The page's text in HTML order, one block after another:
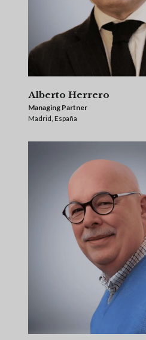
Alberto Herrero
Managing Partner
Madrid, España